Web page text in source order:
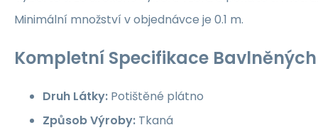
Minimální množství v objednávce je 0.1 m.
Kompletní Specifikace
Druh Látky: Potištěné plátno
Způsob Výroby: Tkaná